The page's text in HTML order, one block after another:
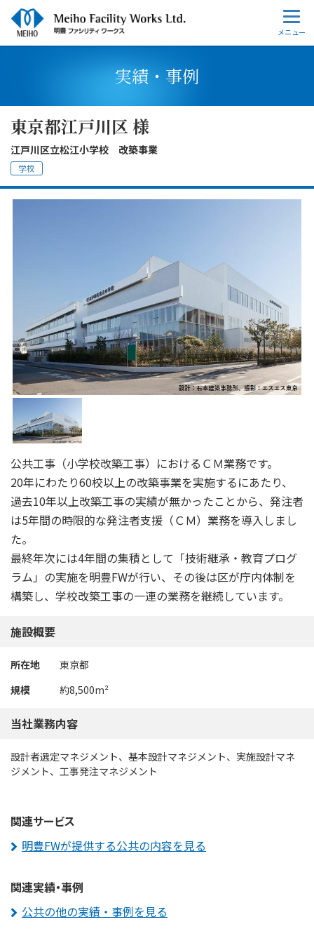
実績・事例
東京都江戸川区 様
江戸川区立松江小学校 改築事業
学校
公共工事（小学校改築工事）におけるＣＭ業務です。
20年にわたり60校以上の改築事業を実施するにあたり、
過去10年以上改築工事の実績が無かったことから、発注者
は5年間の時限的な発注者支援（ＣＭ）業務を導入しまし
た。
最終年次には4年間の集積として「技術継承・教育プログ
ラム」の実施を明豊FWが行い、その後は区が庁内体制を
構築し、学校改築工事の一連の業務を継続しています。
施設概要
所在地
東京都
規模
約8,500m²
当社業務内容
設計者選定マネジメント、基本設計マネジメント、実施設計マネ
ジメント、工事発注マネジメント
関連サービス
明豊FWが提供する公共の内容を見る
関連実績・事例
公共の他の実績・事例を見る